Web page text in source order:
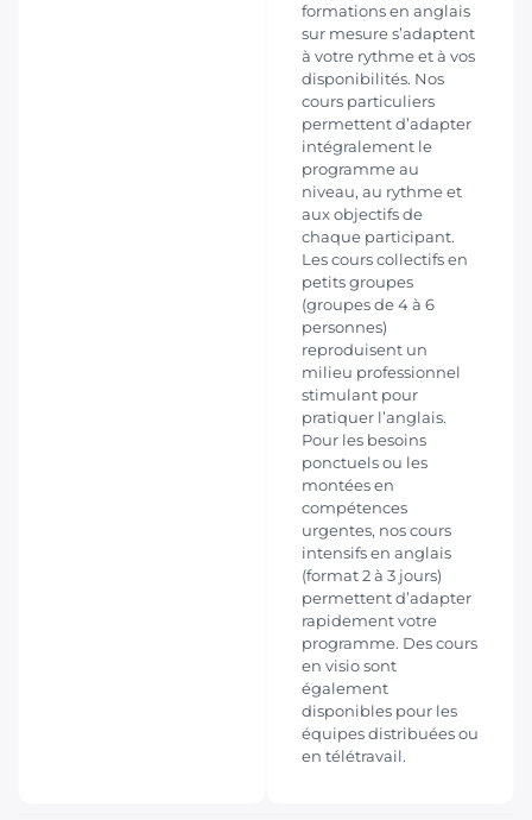
formations en anglais
sur mesure s’adaptent
à votre rythme et à vos
disponibilités. Nos
cours particuliers
permettent d’adapter
intégralement le
programme au
niveau, au rythme et
aux objectifs de
chaque participant.
Les cours collectifs en
petits groupes
(groupes de 4 à 6
personnes)
reproduisent un
milieu professionnel
stimulant pour
pratiquer l’anglais.
Pour les besoins
ponctuels ou les
montées en
compétences
urgentes, nos cours
intensifs en anglais
(format 2 à 3 jours)
permettent d’adapter
rapidement votre
programme. Des cours
en visio sont
également
disponibles pour les
équipes distribuées ou
en télétravail.